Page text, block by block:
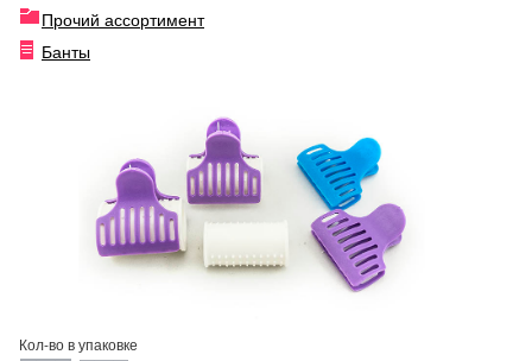
Прочий ассортимент
Банты
Кол-во в упаковке